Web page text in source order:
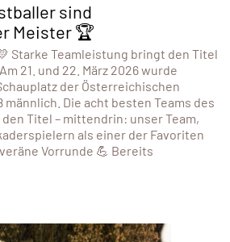
sind
Meister 🏆
Starke Teamleistung bringt den Titel
21. und 22. März 2026 wurde
der Österreichischen
männlich. Die acht besten Teams des
Titel – mittendrin: unser Team,
als einer der Favoriten
Vorrunde 💪 Bereits